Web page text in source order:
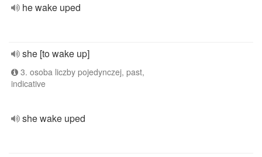
he wake uped
she [to wake up]
3. osoba liczby pojedynczej, past,
indicative
she wake uped